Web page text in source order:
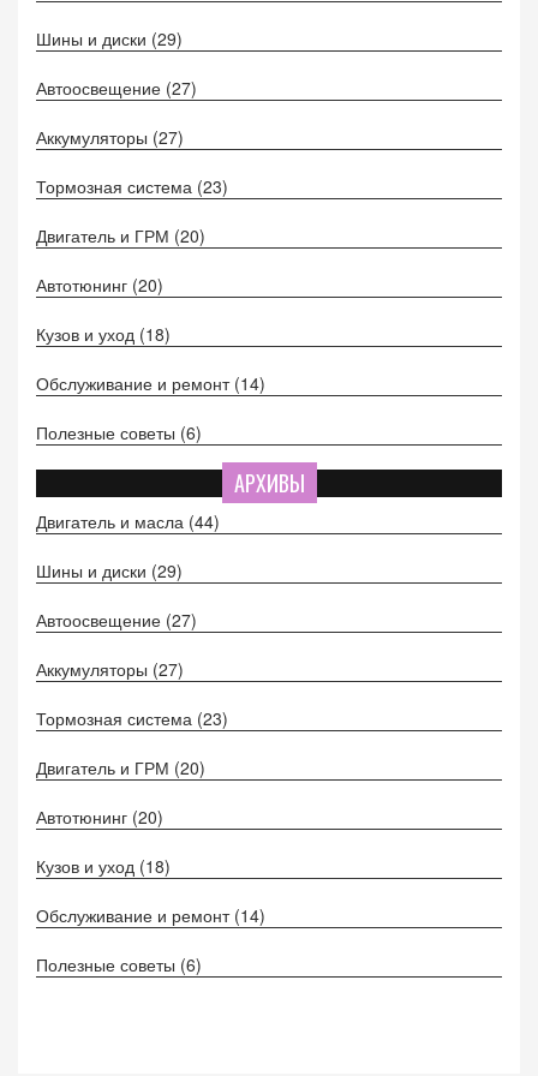
Шины и диски (29)
Автоосвещение (27)
Аккумуляторы (27)
Тормозная система (23)
Двигатель и ГРМ (20)
Автотюнинг (20)
Кузов и уход (18)
Обслуживание и ремонт (14)
Полезные советы (6)
АРХИВЫ
Двигатель и масла (44)
Шины и диски (29)
Автоосвещение (27)
Аккумуляторы (27)
Тормозная система (23)
Двигатель и ГРМ (20)
Автотюнинг (20)
Кузов и уход (18)
Обслуживание и ремонт (14)
Полезные советы (6)